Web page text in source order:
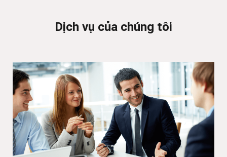
Dịch vụ của chúng tôi